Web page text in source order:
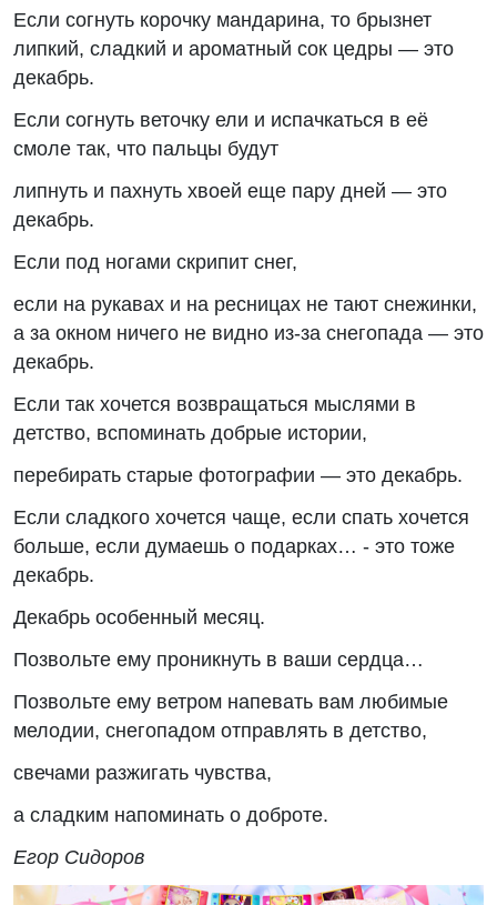
Если согнуть корочку мандарина, то брызнет
липкий, сладкий и ароматный сок цедры — это
декабрь.
Если согнуть веточку ели и испачкаться в её
смоле так, что пальцы будут
липнуть и пахнуть хвоей еще пару дней — это
декабрь.
Если под ногами скрипит снег,
если на рукавах и на ресницах не тают снежинки,
а за окном ничего не видно из-за снегопада — это
декабрь.
Если так хочется возвращаться мыслями в
детство, вспоминать добрые истории,
перебирать старые фотографии — это декабрь.
Если сладкого хочется чаще, если спать хочется
больше, если думаешь о подарках… - это тоже
декабрь.
Декабрь особенный месяц.
Позвольте ему проникнуть в ваши сердца…
Позвольте ему ветром напевать вам любимые
мелодии, снегопадом отправлять в детство,
свечами разжигать чувства,
а сладким напоминать о доброте.
Егор Сидоров